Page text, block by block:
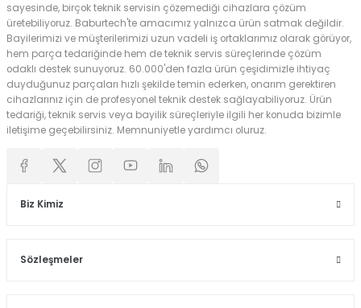
sayesinde, birçok teknik servisin çözemediği cihazlara çözüm
üretebiliyoruz. Baburtech'te amacımız yalnızca ürün satmak değildir.
Bayilerimizi ve müşterilerimizi uzun vadeli iş ortaklarımız olarak görüyor,
hem parça tedariğinde hem de teknik servis süreçlerinde çözüm
odaklı destek sunuyoruz. 60.000'den fazla ürün çeşidimizle ihtiyaç
duyduğunuz parçaları hızlı şekilde temin ederken, onarım gerektiren
cihazlarınız için de profesyonel teknik destek sağlayabiliyoruz. Ürün
tedariği, teknik servis veya bayilik süreçleriyle ilgili her konuda bizimle
iletişime geçebilirsiniz. Memnuniyetle yardımcı oluruz.
Biz Kimiz
Sözleşmeler